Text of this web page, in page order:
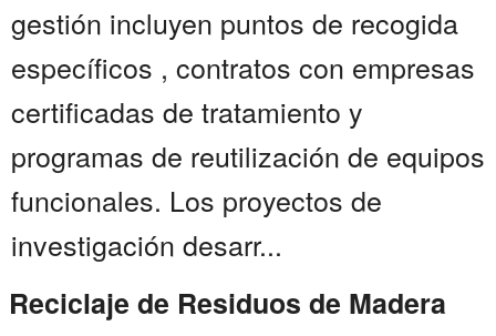
gestión incluyen puntos de recogida
específicos , contratos con empresas
certificadas de tratamiento y
programas de reutilización de equipos
funcionales. Los proyectos de
investigación desarr...
Reciclaje de Residuos de Madera